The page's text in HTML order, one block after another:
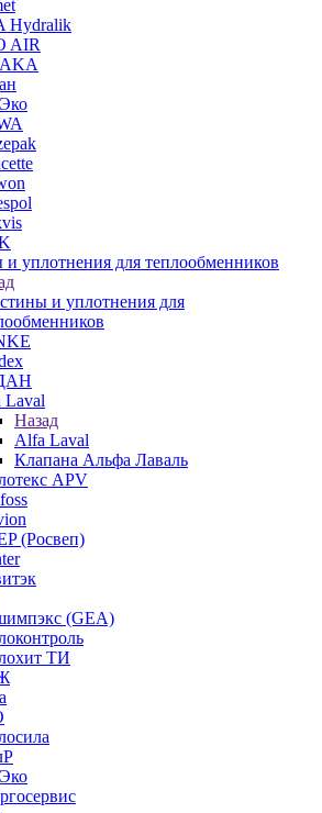
Hydralik
AIR
уплотнения для теплообменников
и уплотнения для
Laval
Назад
Alfa Laval
Клапана Альфа Лаваль
APV
(Росвеп)
(GEA)
ТИ